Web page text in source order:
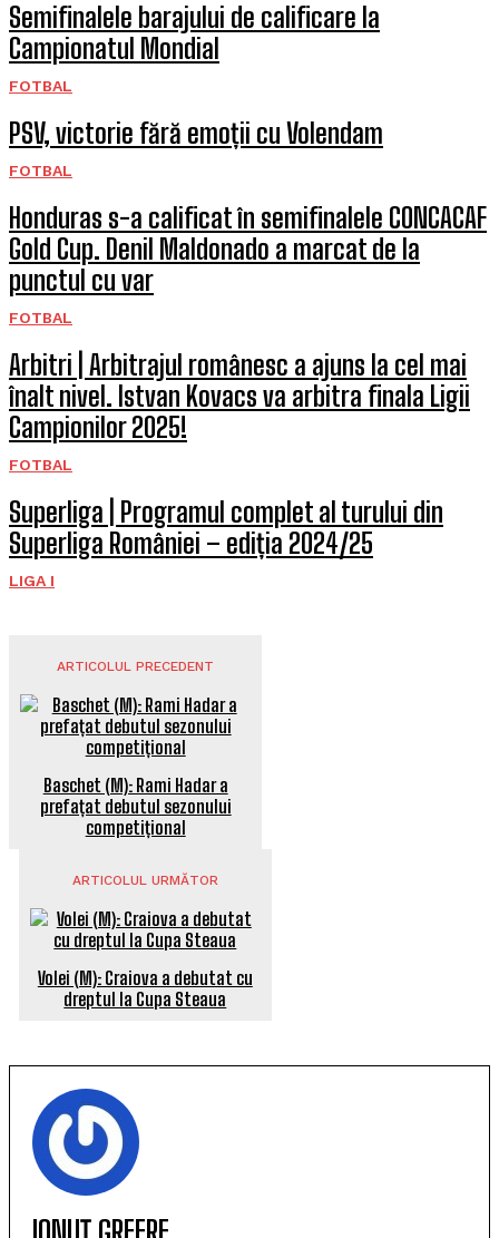
Semifinalele barajului de calificare la
Campionatul Mondial
FOTBAL
PSV, victorie fără emoții cu Volendam
FOTBAL
Honduras s-a calificat în semifinalele CONCACAF
Gold Cup. Denil Maldonado a marcat de la
punctul cu var
FOTBAL
Arbitri | Arbitrajul românesc a ajuns la cel mai
înalt nivel. Istvan Kovacs va arbitra finala Ligii
Campionilor 2025!
FOTBAL
Superliga | Programul complet al turului din
Superliga României – ediția 2024/25
LIGA I
ARTICOLUL PRECEDENT
Baschet (M): Rami Hadar a
prefațat debutul sezonului
competițional
ARTICOLUL URMĂTOR
Volei (M): Craiova a debutat cu
dreptul la Cupa Steaua